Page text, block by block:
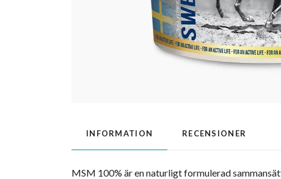
INFORMATION RECENSIONER
MSM 100% är en naturligt formulerad